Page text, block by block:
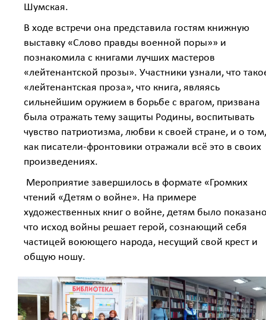
Шумская.
В ходе встречи она представила гостям книжную
выставку «Слово правды военной поры»» и
познакомила с книгами лучших мастеров
«лейтенантской прозы». Участники узнали, что
«лейтенантская проза», что книга, являясь
сильнейшим оружием в борьбе с врагом, призвана
была отражать тему защиты Родины, воспитывать
чувство патриотизма, любви к своей стране, и о том,
как писатели-фронтовики отражали всё это в своих
произведениях.
Мероприятие завершилось в формате «Громких
чтений «Детям о войне». На примере
художественных книг о войне, детям было
что исход войны решает герой, сознающий себя
частицей воюющего народа, несущий свой крест и
общую ношу.